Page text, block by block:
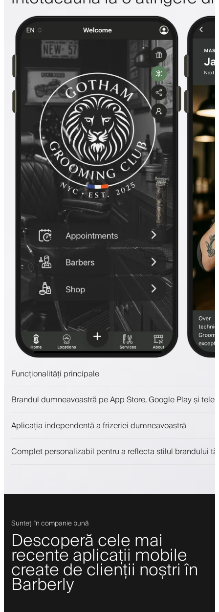
Funcționalități principale
Plăți, depozit de securitate
Implică clienții cu un program de loialitate
Brandul dumneavoastră pe App Store, Google Play și
Aplicația independentă a frizeriei dumneavoastră
Complet personalizabil pentru a reflecta stilul brandului
Sunteți în companie bună
Descoperă cele mai
recente aplicații mobile
create de clienții noștri în
Barberly